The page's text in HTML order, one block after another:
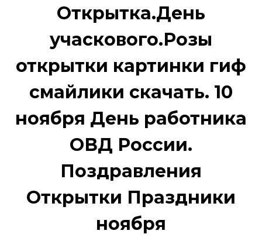
Открытка.День
учаскового.Розы
открытки картинки гиф
смайлики скачать. 10
ноября День работника
ОВД России.
Поздравления
Открытки Праздники
ноября